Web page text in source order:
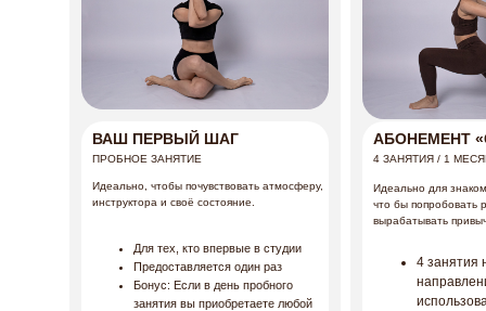
ВАШ ПЕРВЫЙ ШАГ
ПРОБНОЕ ЗАНЯТИЕ
Идеально, чтобы почувствовать атмосферу,
инструктора и своё состояние.
Для тех, кто впервые в студии
Предоставляется один раз
Бонус: Если в день пробного
занятия вы приобретаете любой
АБОНЕМЕНТ
4 ЗАНЯТИЯ / 1
Идеально для
что бы попробовать
вырабатывать
4 занятия